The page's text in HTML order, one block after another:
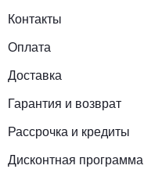
Контакты
Оплата
Доставка
Гарантия и возврат
Рассрочка и кредиты
Дисконтная программа